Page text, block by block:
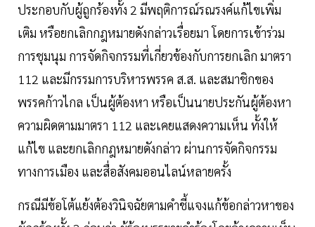
ประกอบกับผู้ถูกร้องทั้ง 2 มีพฤติการณ์รณรงค์แก้ไขเพิ่ม
เติม หรือยกเลิกกฎหมายดังกล่าวเรื่อยมา โดยการเข้าร่วม
การชุมนุม การจัดกิจกรรมที่เกี่ยวข้องกับการยกเลิก มาตรา
112 และมีกรรมการบริหารพรรค ส.ส. และสมาชิกของ
พรรคก้าวไกล เป็นผู้ต้องหา หรือเป็นนายประกันผู้ต้องหา
ความผิดตามมาตรา 112 และเคยแสดงความเห็น ทั้งให้
แก้ไข และยกเลิกกฎหมายดังกล่าว ผ่านการจัดกิจกรรม
ทางการเมือง และสื่อสังคมออนไลน์หลายครั้ง
กรณีมีข้อโต้แย้งต้องวินิจฉัยตามคำชี้แจงแก้ข้อกล่าวหาของ